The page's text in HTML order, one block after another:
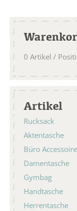
0 Artikel /
Artikel
Rucksack
Aktentasche
Büro
Damentasche
Gymbag
Handtasche
Herrentasche